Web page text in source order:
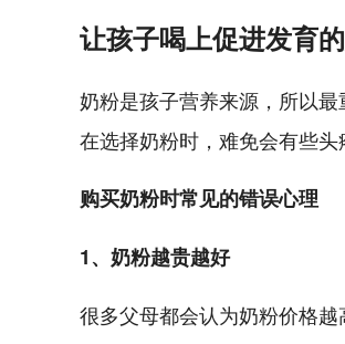
让孩子喝上促进发育
奶粉是孩子营养来源，所以
在选择奶粉时，难免会有些头
购买奶粉时常见的错误心理
1、奶粉越贵越好
很多父母都会认为奶粉价格